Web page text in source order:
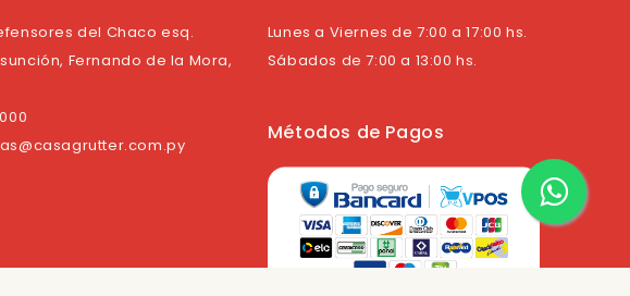
del Chaco esq.
Fernando de la Mora,
Lunes a Viernes de 7:00 a 17:00 hs.
Sábados de 7:00 a 13:00 hs.
Métodos de Pagos